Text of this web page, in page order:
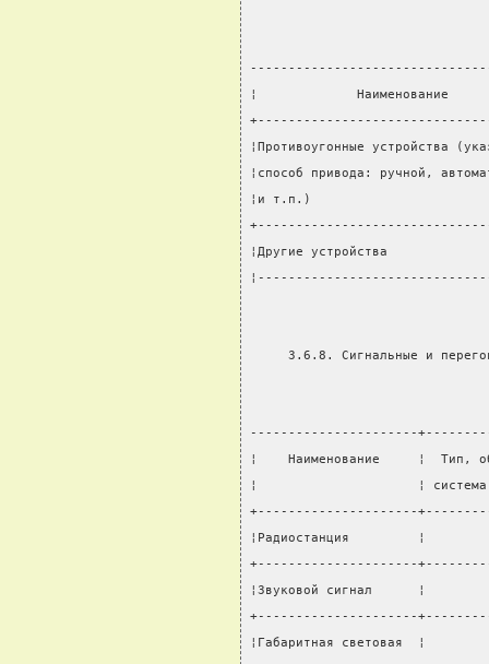
¦             Наименование
¦Противоугонные
¦способ привода: ручной,
¦и т.п.)
¦Другие устройства
3.6.8. Сигнальные и
----------------------
¦    Наименование     ¦  Тип,
¦                     ¦ система
+---------------------
¦Радиостанция         ¦
+---------------------
¦Звуковой сигнал
+---------------------
¦Габаритная световая